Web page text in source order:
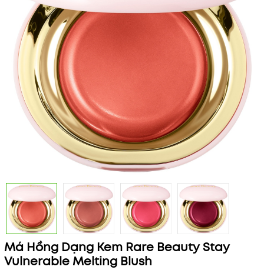
Má Hồng Dạng Kem Rare Beauty Stay
Vulnerable Melting Blush